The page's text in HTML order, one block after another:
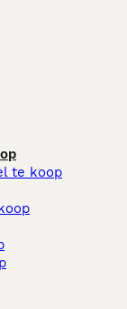
te koop